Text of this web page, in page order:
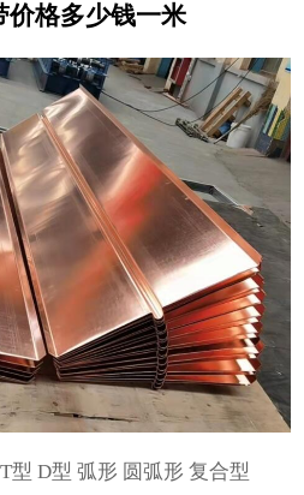
价格多少钱一米
型 D型 弧形 圆弧形 复合型